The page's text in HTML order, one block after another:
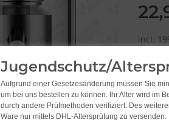
incl.
Jugendschutz/
Aufgrund einer Gesetzesänderung müssen Sie
um bei uns bestellen zu können. Ihr Alter wird im
durch andere Prüfmethoden verifiziert. Des
Ware nur mittels DHL-Altersprüfung zu versenden.